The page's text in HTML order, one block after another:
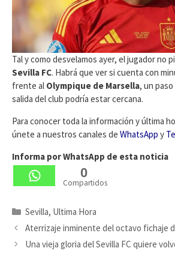
Tal y como desvelamos ayer, el jugador no
Sevilla FC. Habrá que ver si cuenta con
frente al Olympique de Marsella, un
salida del club podría estar cercana.
Para conocer toda la información y última
únete a nuestros canales de WhatsApp y
Informa por WhatsApp de esta noticia
0
Compartidos
Categorías
Sevilla, Ultima Hora
Aterrizaje inminente del octavo fichaje
Una vieja gloria del Sevilla FC quiere